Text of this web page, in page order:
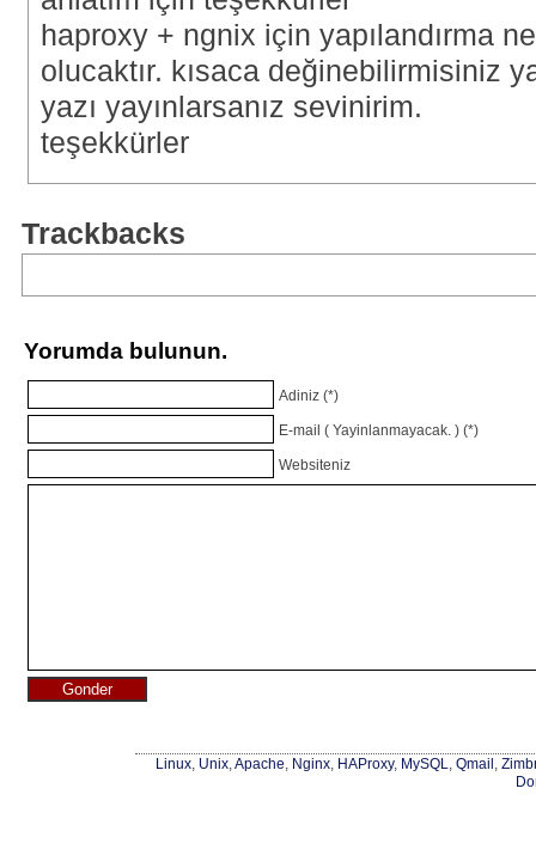
haproxy + ngnix için yapılandırma
olucaktır. kısaca değinebilirmisiniz
yazı yayınlarsanız sevinirim.
teşekkürler
Trackbacks
Yorumda bulunun.
Adiniz (*)
E-mail ( Yayinlanmayacak. ) (*)
Websiteniz
Linux Unix Apache Nginx HAProxy, MySQL Qmail